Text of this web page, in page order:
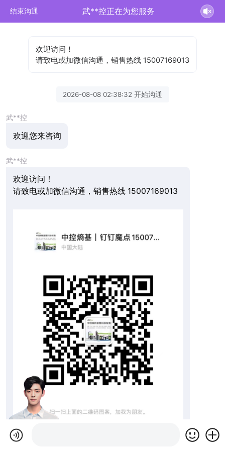
结束沟通 武**控正在为您服务
欢迎访问！
请致电或加微信沟通，销售热线 15007169013
2026-08-08 02:38:32 开始沟通
武**控
欢迎您来咨询
武**控
欢迎访问！
请致电或加微信沟通，销售热线 15007169013